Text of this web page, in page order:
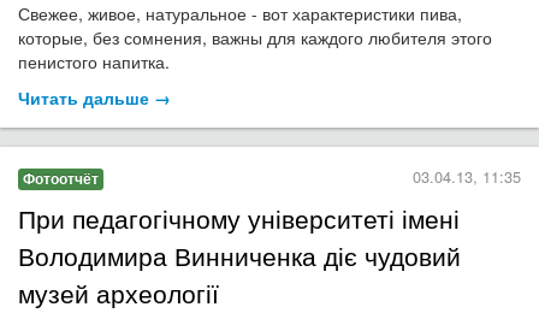
Свежее, живое, натуральное - вот характеристики пива,
которые, без сомнения, важны для каждого любителя этого
пенистого напитка.
Читать дальше →
Фотоотчёт 03.04.13, 11:35
При педагогічному університеті імені
Володимира Винниченка діє чудовий
музей археології